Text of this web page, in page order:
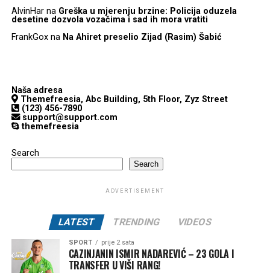
AlvinHarna Greška u mjerenju brzine: Policija oduzela
desetine dozvola vozačima i sad ih mora vratiti
FrankGoxna Na Ahiret preselio Zijad (Rasim) Šabić
Naša adresa
Themefreesia, Abc Building, 5th Floor, Zyz Street
(123) 456-7890
support@support.com
themefreesia
Search
Search
ADVERTISEMENT
LATEST TRENDING VIDEOS
SPORT prije 2 sata
CAZINJANIN ISMIR NADAREVIĆ – 23 GOLA I
TRANSFER U VIŠI RANG!